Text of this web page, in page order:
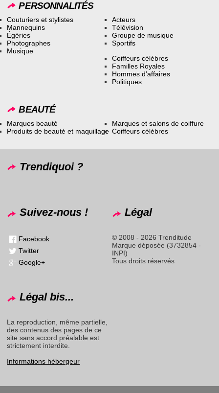
PERSONNALITÉS
Couturiers et stylistes
Mannequins
Égéries
Photographes
Musique
Acteurs
Télévision
Groupe de musique
Sportifs
Coiffeurs célèbres
Familles Royales
Hommes d’affaires
Politiques
BEAUTÉ
Marques beauté
Produits de beauté et maquillage
Marques et salons de coiffure
Coiffeurs célèbres
Trendiquoi ?
Suivez-nous !
Facebook
Twitter
Google+
Légal
© 2008 - 2026 Trenditude
Marque déposée (3732854 -
INPI)
Tous droits réservés
Légal bis...
La reproduction, même partielle,
des contenus des pages de ce
site sans accord préalable est
strictement interdite.
Informations hébergeur